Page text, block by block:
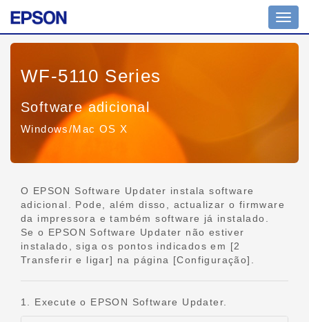
WF-5110 Series
Software adicional
Windows/Mac OS X
O EPSON Software Updater instala software
adicional. Pode, além disso, actualizar o firmware
da impressora e também software já instalado.
Se o EPSON Software Updater não estiver
instalado, siga os pontos indicados em [2
Transferir e ligar] na página [Configuração].
1. Execute o EPSON Software Updater.